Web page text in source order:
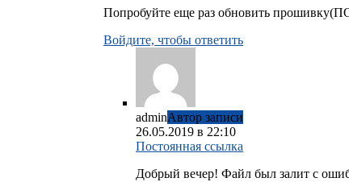
Попробуйте еще раз обновить
Войдите, чтобы ответить
adminАвтор записи
26.05.2019 в 22:10
Постоянная ссылка
Добрый вечер! Файл был залит с